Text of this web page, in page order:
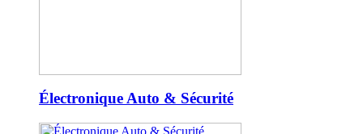
Électronique Auto & Sécurité